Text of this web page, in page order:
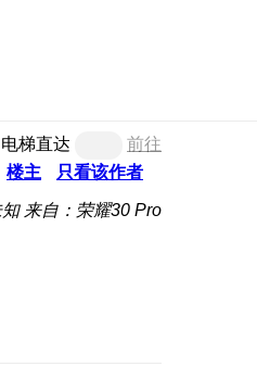
电梯直达
前往
楼主
只看该作者
来自：荣耀30 Pro